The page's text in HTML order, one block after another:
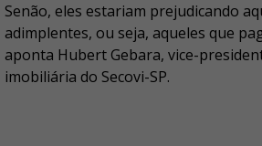
Senão, eles estariam prejudicando
adimplentes, ou seja, aqueles que
aponta Hubert Gebara, vice-
imobiliária do Secovi-SP.